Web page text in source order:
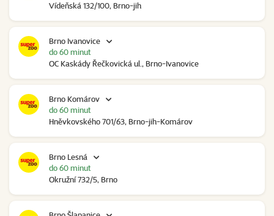
Vídeňská 132/100, Brno-jih
Brno Ivanovice
OC Kaskády Řečkovická ul., Brno-Ivanovice
do 60 minut
Brno Komárov
Hněvkovského 701/63, Brno-jih-Komárov
do 60 minut
Brno Lesná
Okružní 732/5, Brno
do 60 minut